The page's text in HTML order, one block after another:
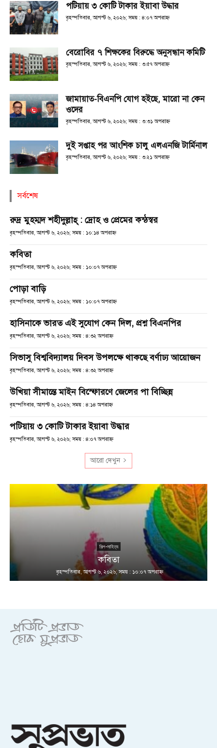
পটিয়ায় ৩ কোটি টাকার ইয়াবা উদ্ধার
বৃহস্পতিবার, আগস্ট ৬, ২০২৬; সময় : ৪:০৭ অপরাহ্ণ
বেরোবির ৭ শিক্ষকের বিরুদ্ধে অনুসন্ধান কমিটি
বৃহস্পতিবার, আগস্ট ৬, ২০২৬; সময় : ৩:৫৭ অপরাহ্ণ
জামায়াত-বিএনপি যোগ হইছে, মারো না কেন
ওদের
বৃহস্পতিবার, আগস্ট ৬, ২০২৬; সময় : ৩:৩১ অপরাহ্ণ
দুই সপ্তাহ পর আংশিক চালু এলএনজি টার্মিনাল
বৃহস্পতিবার, আগস্ট ৬, ২০২৬; সময় : ৩:২১ অপরাহ্ণ
সর্বশেষ
রুদ্র মুহম্মদ শহীদুল্লাহ্ : দ্রোহ ও প্রেমের কন্ঠস্বর
বৃহস্পতিবার, আগস্ট ৬, ২০২৬; সময় : ১০:১৪ অপরাহ্ণ
কবিতা
বৃহস্পতিবার, আগস্ট ৬, ২০২৬; সময় : ১০:০৭ অপরাহ্ণ
পোড়া বাড়ি
বৃহস্পতিবার, আগস্ট ৬, ২০২৬; সময় : ১০:০৭ অপরাহ্ণ
হাসিনাকে ভারত এই সুযোগ কেন দিল, প্রশ্ন বিএনপির
বৃহস্পতিবার, আগস্ট ৬, ২০২৬; সময় : ৪:৩২ অপরাহ্ণ
সিভাসু বিশ্ববিদ্যালয় দিবস উপলক্ষে থাকছে বর্ণাঢ্য আয়োজন
বৃহস্পতিবার, আগস্ট ৬, ২০২৬; সময় : ৪:৩২ অপরাহ্ণ
উখিয়া সীমান্তে মাইন বিস্ফোরণে জেলের পা বিচ্ছিন্ন
বৃহস্পতিবার, আগস্ট ৬, ২০২৬; সময় : ৪:১৪ অপরাহ্ণ
পটিয়ায় ৩ কোটি টাকার ইয়াবা উদ্ধার
বৃহস্পতিবার, আগস্ট ৬, ২০২৬; সময় : ৪:০৭ অপরাহ্ণ
আরো দেখুন
শিল্প-সাহিত্য
কবিতা
বৃহস্পতিবার, আগস্ট ৬, ২০২৬; সময় : ১০:০৭ অপরাহ্ণ